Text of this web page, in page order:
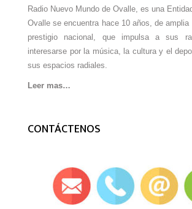
Radio Nuevo Mundo de Ovalle, es una
Ovalle se encuentra hace 10 años, de
prestigio nacional, que impulsa a sus
interesarse por la música, la cultura y el
sus espacios radiales.
Leer mas…
CONTÁCTENOS